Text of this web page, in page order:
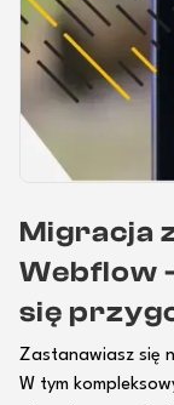
Migracja
Webflow
się
Zastanawiasz się
W tym